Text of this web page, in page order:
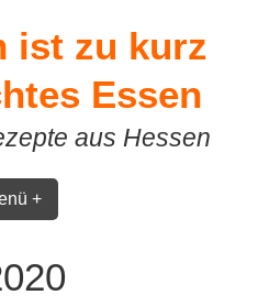
ist zu kurz
Essen
aus Hessen
+